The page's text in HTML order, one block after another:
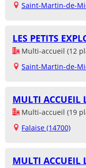
Saint-Martin-de-
LES PETITS
Multi-accueil (12
Saint-Martin-de-
MULTI ACCUEIL
Multi-accueil (19
Falaise (14700)
MULTI ACCUEIL